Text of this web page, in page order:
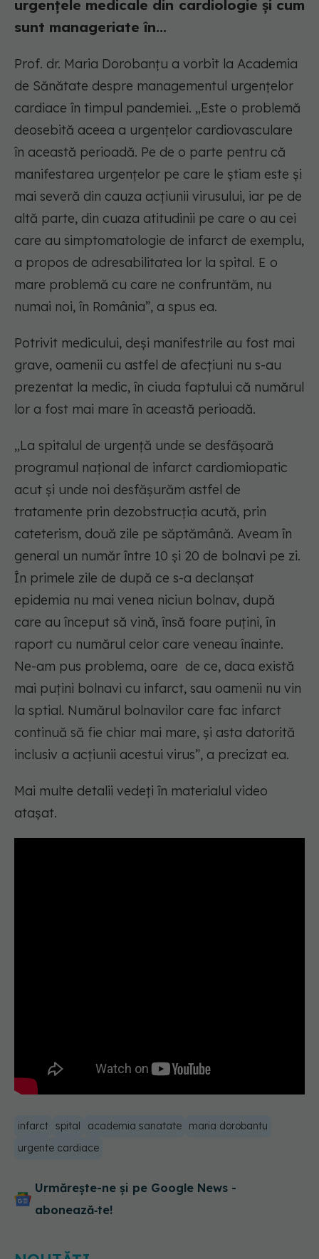
urgențele medicale din cardiologie și cum
sunt manageriate în...
Prof. dr. Maria Dorobanțu a vorbit la Academia
de Sănătate despre managementul urgențelor
cardiace în timpul pandemiei. „Este o problemă
deosebită aceea a urgențelor cardiovasculare
în această perioadă. Pe de o parte pentru că
manifestarea urgențelor pe care le știam este și
mai severă din cauza acțiunii virusului, iar pe de
altă parte, din cuaza atitudinii pe care o au cei
care au simptomatologie de infarct de exemplu,
a propos de adresabilitatea lor la spital. E o
mare problemă cu care ne confruntăm, nu
numai noi, în România”, a spus ea.
Potrivit medicului, deși manifestrile au fost mai
grave, oamenii cu astfel de afecțiuni nu s-au
prezentat la medic, în ciuda faptului că numărul
lor a fost mai mare în această perioadă.
„La spitalul de urgență unde se desfășoară
programul național de infarct cardiomiopatic
acut și unde noi desfășurăm astfel de
tratamente prin dezobstrucția acută, prin
cateterism, două zile pe săptămână. Aveam în
general un număr între 10 și 20 de bolnavi pe zi.
În primele zile de după ce s-a declanșat
epidemia nu mai venea niciun bolnav, după
care au început să vină, însă foare puțini, în
raport cu numărul celor care veneau înainte.
Ne-am pus problema, oare de ce, daca există
mai puțini bolnavi cu infarct, sau oamenii nu vin
la sptial. Numărul bolnavilor care fac infarct
continuă să fie chiar mai mare, și asta datorită
inclusiv a acțiunii acestui virus”, a precizat ea.
Mai multe detalii vedeți în materialul video
atașat.
infarct spital academia sanatate
maria dorobantu
urgente cardiace
Urmărește-ne și pe Google News -
abonează‑te!